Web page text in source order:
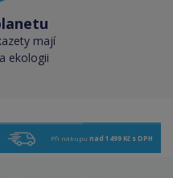
mají
ekologii
Při nákupu nad 1499 Kč s DPH